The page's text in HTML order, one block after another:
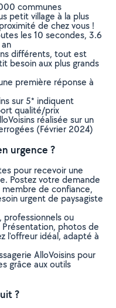
communes
petit village à la plus
de chez vous !
les 10 secondes, 3.6
différents, tout est
besoin aux plus grands
première réponse à
sur 5* indiquent
qualité/prix
réalisée sur un
(Février 2024)
urgence ?
pour recevoir une
Postez votre demande
de confiance,
urgent de paysagiste
professionnels ou
photos de
l'offreur idéal, adapté à
AlloVoisins pour
grâce aux outils
?